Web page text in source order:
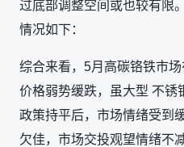
过底部调整空间或也较有限
情况如下：
综合来看，5月高碳铬铁市
价格弱势缓跌，虽大型 不锈
政策持平后，市场情绪受到
欠佳，市场交投观望情绪不